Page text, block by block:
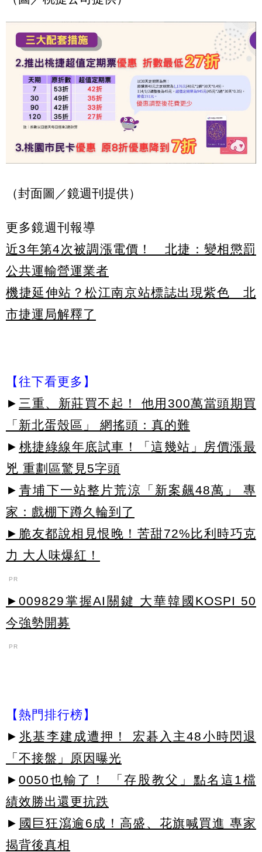
（封面圖／鏡週刊提供）
更多鏡週刊報導
近3年第4次被調漲電價！ 北捷：變相懲罰
公共運輸營運業者
機捷延伸站？松江南京站標誌出現紫色 北
市捷運局解釋了
【往下看更多】
► 三重、新莊買不起！ 他用300萬當頭期買
「新北蛋殼區」 網搖頭：真的難
► 桃捷綠線年底試車！「這幾站」房價漲最
兇 重劃區驚見5字頭
► 青埔下一站整片荒涼「新案飆48萬」 專
家：戲棚下蹲久輪到了
►脆友都說相見恨晚！苦甜72%比利時巧克
力 大人味爆紅！
PR
►009829掌握AI關鍵 大華韓國KOSPI 50
今強勢開募
PR
【熱門排行榜】
► 兆基李建成遭押！ 宏碁入主48小時閃退
「不接盤」原因曝光
► 0050也輸了！ 「存股教父」點名這1檔
績效勝出還更抗跌
► 國巨狂瀉逾6成！高盛、花旗喊買進 專家
揭背後真相